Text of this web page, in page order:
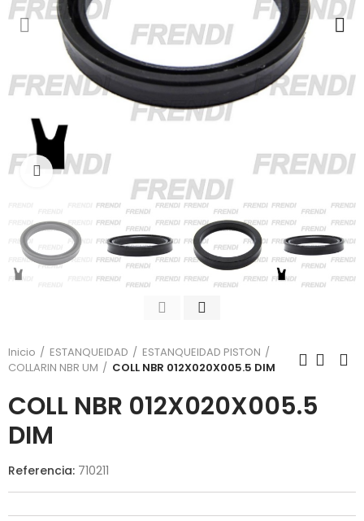
Click para agrandar
Inicio ESTANQUEIDAD
ESTANQUEIDAD PISTON
COLLARIN NBR UM
COLL NBR 012X020X005.5 DIM
COLL NBR 012X020X005.5
DIM
Referencia: 710211